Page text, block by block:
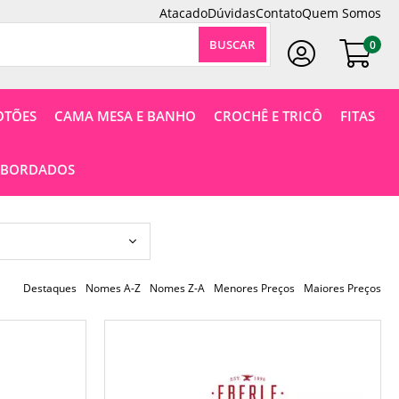
AtacadoDúvidasContatoQuem Somos
CAMA MESA E BANHO CROCHÊ E TRICÔ FITAS
0
Destaques Nomes A-Z Nomes Z-A Menores Preços Maiores Preços